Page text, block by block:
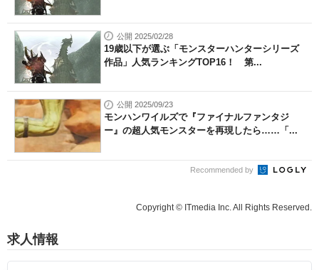
公開 2025/02/28
19歳以下が選ぶ「モンスターハンターシリーズ
作品」人気ランキングTOP16！ 第...
公開 2025/09/23
モンハンワイルズで『ファイナルファンタジ
ー』の超人気モンスターを再現したら……「...
Recommended by
Copyright © ITmedia Inc. All Rights Reserved.
求人情報